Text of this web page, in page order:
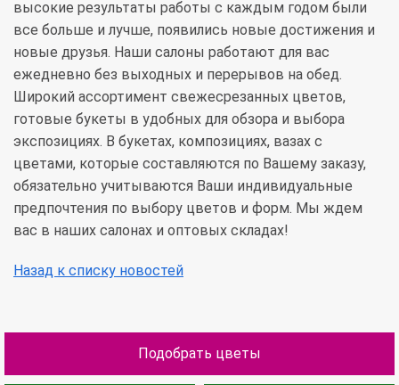
высокие результаты работы с каждым годом были
все больше и лучше, появились новые достижения и
новые друзья. Наши салоны работают для вас
ежедневно без выходных и перерывов на обед.
Широкий ассортимент свежесрезанных цветов,
готовые букеты в удобных для обзора и выбора
экспозициях. В букетах, композициях, вазах с
цветами, которые составляются по Вашему заказу,
обязательно учитываются Ваши индивидуальные
предпочтения по выбору цветов и форм. Мы ждем
вас в наших салонах и оптовых складах!
Назад к списку новостей
Подобрать цветы